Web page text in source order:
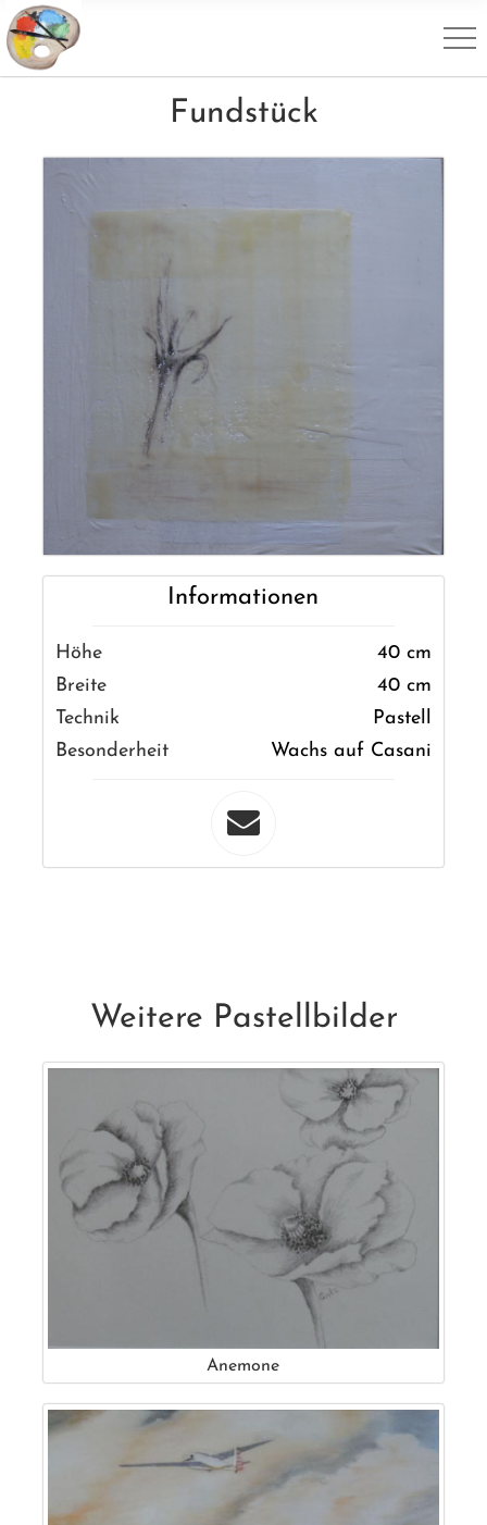
Fundstück
Informationen
Höhe
40 cm
Breite
40 cm
Technik
Pastell
Besonderheit
Wachs auf Casani
Weitere Pastellbilder
Anemone